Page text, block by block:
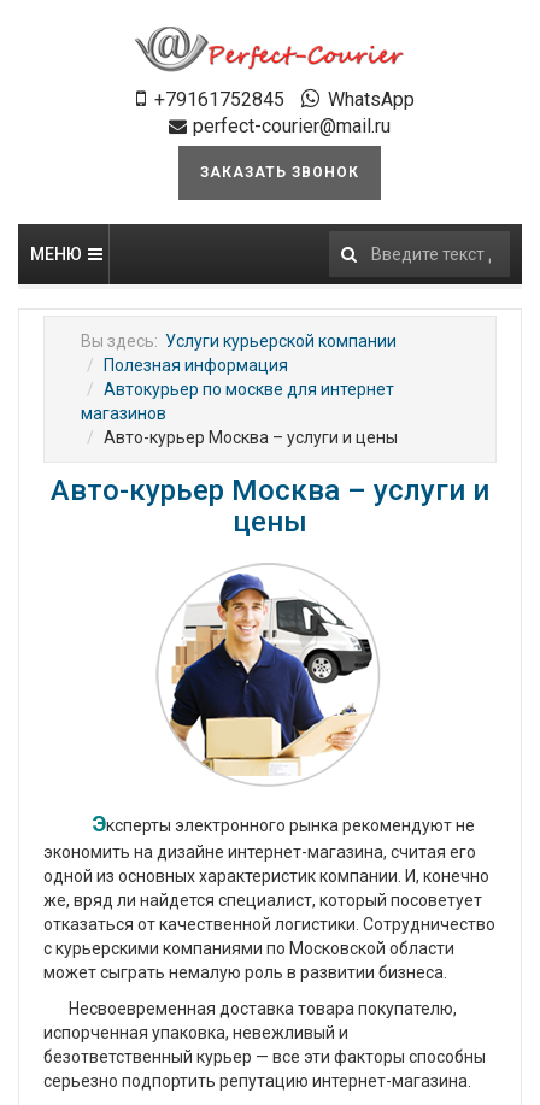
+79161752845
WhatsApp
perfect-courier@mail.ru
ЗАКАЗАТЬ ЗВОНОК
МЕНЮ Искать...
Вы здесь: Услуги курьерской компании
Полезная информация
Автокурьер по москве для интернет
магазинов
Авто-курьер Москва – услуги и цены
Авто-курьер Москва – услуги и
цены
Эксперты электронного рынка рекомендуют не
экономить на дизайне интернет-магазина, считая его
одной из основных характеристик компании. И, конечно
же, вряд ли найдется специалист, который посоветует
отказаться от качественной логистики. Сотрудничество
с курьерскими компаниями по Московской области
может сыграть немалую роль в развитии бизнеса.
Несвоевременная доставка товара покупателю,
испорченная упаковка, невежливый и
безответственный курьер — все эти факторы способны
серьезно подпортить репутацию интернет-магазина.